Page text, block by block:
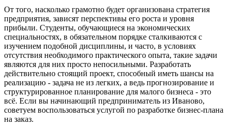
От того, насколько грамотно будет организована стратегия
предприятия, зависят перспективы его роста и уровня
прибыли. Студенты, обучающиеся на экономических
специальностях, в обязательном порядке сталкиваются с
изучением подобной дисциплины, и часто, в условиях
отсутствия необходимого практического опыта, такие задачи
являются для них просто непосильными. Разработать
действительно стоящий проект, способный иметь шансы на
реализацию - задача не из легких, а ведь прогнозирование и
структурированное планирование для малого бизнеса - это
всё. Если вы начинающий предприниматель из Иваново,
советуем воспользоваться услугой по разработке бизнес-плана
на заказ.